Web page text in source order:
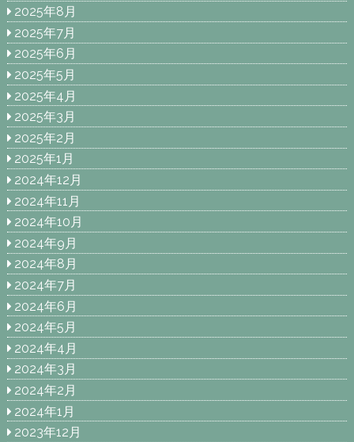
2025年8月
2025年7月
2025年6月
2025年5月
2025年4月
2025年3月
2025年2月
2025年1月
2024年12月
2024年11月
2024年10月
2024年9月
2024年8月
2024年7月
2024年6月
2024年5月
2024年4月
2024年3月
2024年2月
2024年1月
2023年12月